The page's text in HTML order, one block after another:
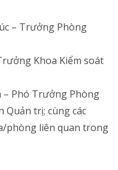
– Trưởng Phòng
Khoa Kiểm soát
– Phó Trưởng Phòng
Quản trị; cùng các
phòng liên quan trong